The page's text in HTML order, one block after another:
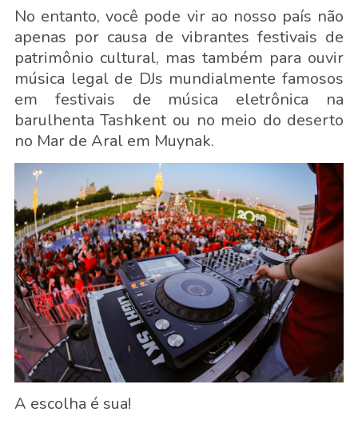
No entanto, você pode vir ao nosso país não
apenas por causa de vibrantes festivais de
patrimônio cultural, mas também para ouvir
música legal de DJs mundialmente famosos
em festivais de música eletrônica na
barulhenta Tashkent ou no meio do deserto
no Mar de Aral em Muynak.
A escolha é sua!